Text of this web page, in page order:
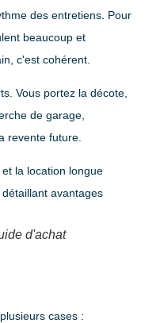
des entretiens. Pour
beaucoup et
c'est cohérent.
Vous portez la décote,
de garage,
revente future.
d'achat
cases :